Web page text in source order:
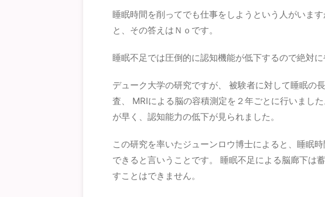
睡眠時間を削ってでも仕事をしようという人がいま
と、その答えはＮｏです。
睡眠不足では圧倒的に認知機能が低下するので絶対に
デューク大学の研究ですが、 被験者に対して睡眠の
査、 MRIによる脳の容積測定を２年ごとに行いまし
が早く、認知能力の低下が見られました。
この研究を率いたジューンロウ博士によると、睡眠
できると言いうことです。 睡眠不足による脳廊下は
すことはできません。